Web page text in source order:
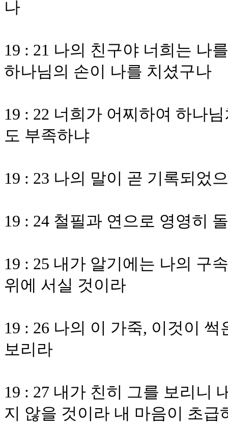
나
19 : 21 나의 친구야 너희는 나
하나님의 손이 나를 치셨구나
19 : 22 너희가 어찌하여 하나
도 부족하냐
19 : 23 나의 말이 곧 기록되었
19 : 24 철필과 연으로 영영히
19 : 25 내가 알기에는 나의 구
위에 서실 것이라
19 : 26 나의 이 가죽, 이것이
보리라
19 : 27 내가 친히 그를 보리니
지 않을 것이라 내 마음이 초급